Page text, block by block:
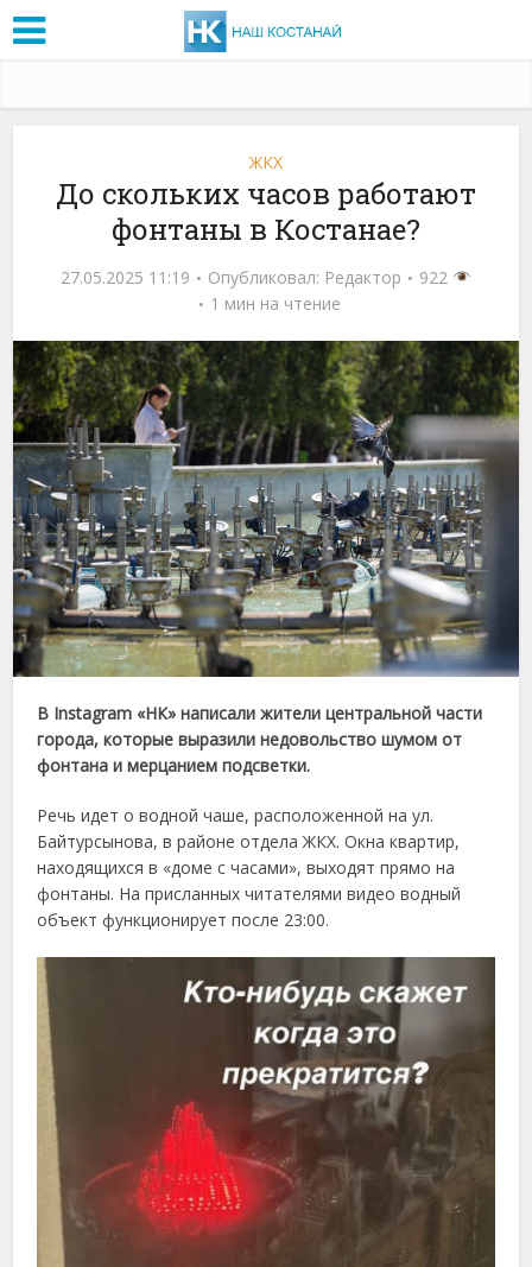
ЖКХ
До скольких часов работают
фонтаны в Костанае?
27.05.2025 11:19 Опубликовал: Редактор
922
1 мин на чтение
В Instagram «НК» написали жители центральной части
города, которые выразили недовольство шумом от
фонтана и мерцанием подсветки.
Речь идет о водной чаше, расположенной на ул.
Байтурсынова, в районе отдела ЖКХ. Окна квартир,
находящихся в «доме с часами», выходят прямо на
фонтаны. На присланных читателями видео водный
объект функционирует после 23:00.